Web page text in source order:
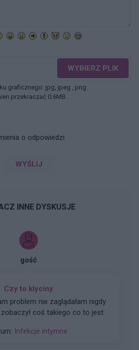
WYBIERZ PLIK
graficznego: jpg, jpeg , png.
przekraczać 0.6MB.
o odpowiedzi
WYŚLIJ
INNE DYSKUSJE
gość
Czy to klyciny
problem nie zaglądałam nigdy
coś takiego co to jest
Infekcje intymne